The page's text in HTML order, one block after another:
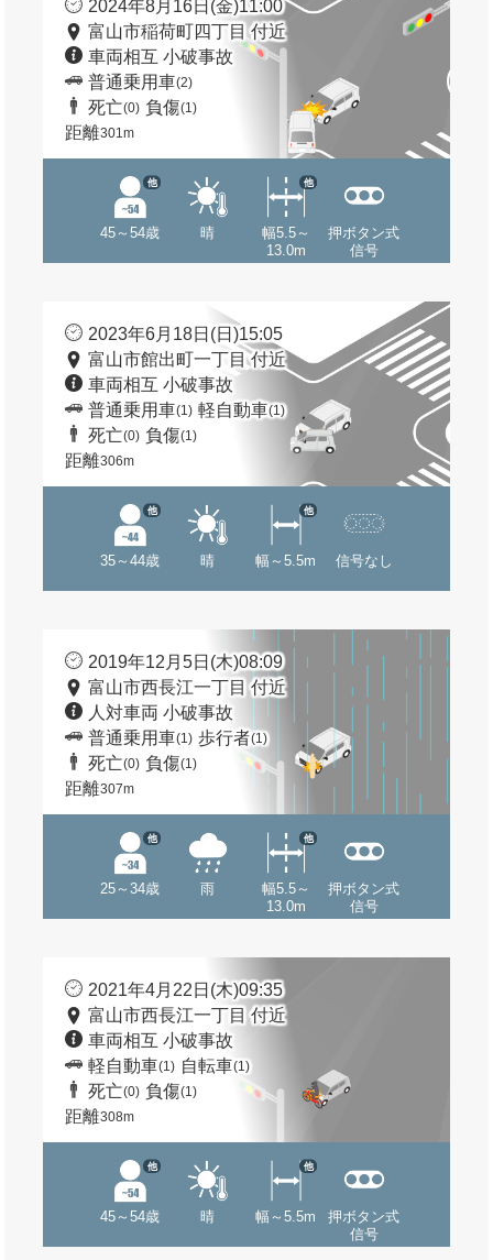
2024年8月16日(金)11:00
富山市稲荷町四丁目 付近
車両相互 小破事故
普通乗用車(2)
死亡(0) 負傷(1)
距離301m
45～54歳
他
晴
幅5.5～
13.0m
他
押ボタン式
信号
2023年6月18日(日)15:05
富山市館出町一丁目 付近
車両相互 小破事故
普通乗用車(1) 軽自動車(1)
死亡(0) 負傷(1)
距離306m
35～44歳
他
晴 幅～5.5m
他
信号なし
2019年12月5日(木)08:09
富山市西長江一丁目 付近
人対車両 小破事故
普通乗用車(1) 歩行者(1)
死亡(0) 負傷(1)
距離307m
25～34歳
他
雨
幅5.5～
13.0m
他
押ボタン式
信号
2021年4月22日(木)09:35
富山市西長江一丁目 付近
車両相互 小破事故
軽自動車(1) 自転車(1)
死亡(0) 負傷(1)
距離308m
45～54歳
他
晴 幅～5.5m
他
押ボタン式
信号